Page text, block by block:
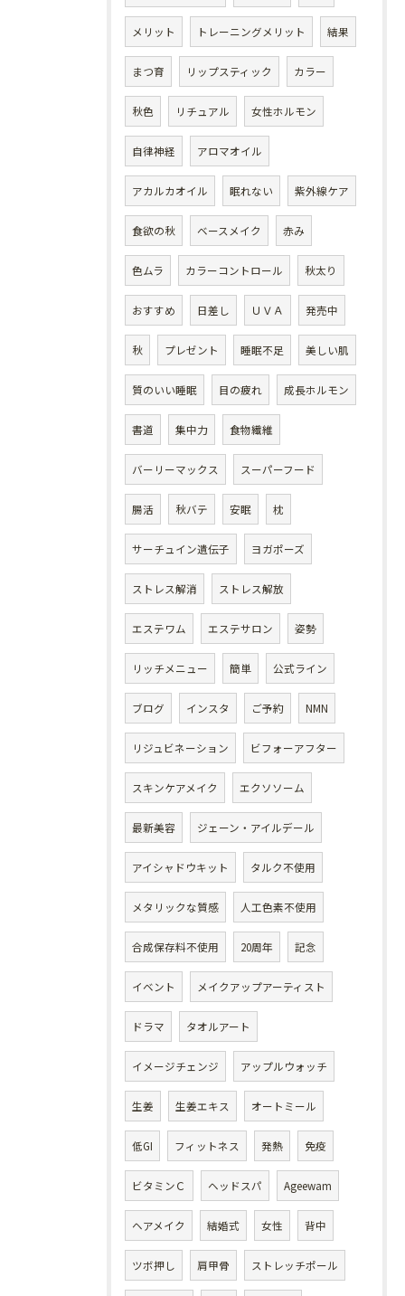
メリット トレーニングメリット 結果
まつ育 リップスティック カラー
秋色 リチュアル 女性ホルモン
自律神経 アロマオイル
アカルカオイル 眠れない 紫外線ケア
食欲の秋 ベースメイク 赤み
色ムラ カラーコントロール 秋太り
おすすめ 日差し ＵＶＡ 発売中
秋 プレゼント 睡眠不足 美しい肌
質のいい睡眠 目の疲れ 成長ホルモン
書道 集中力 食物繊維
バーリーマックス スーパーフード
腸活 秋バテ 安眠 枕
サーチュイン遺伝子 ヨガポーズ
ストレス解消 ストレス解放
エステワム エステサロン 姿勢
リッチメニュー 簡単 公式ライン
ブログ インスタ ご予約 NMN
リジュビネーション ビフォーアフター
スキンケアメイク エクソソーム
最新美容 ジェーン・アイルデール
アイシャドウキット タルク不使用
メタリックな質感 人工色素不使用
合成保存料不使用 20周年 記念
イベント メイクアップアーティスト
ドラマ タオルアート
イメージチェンジ アップルウォッチ
生姜 生姜エキス オートミール
低GI フィットネス 発熱 免疫
ビタミンＣ ヘッドスパ Ageewam
ヘアメイク 結婚式 女性 背中
ツボ押し 肩甲骨 ストレッチポール